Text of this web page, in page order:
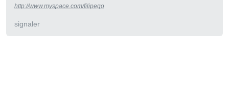
http://www.myspace.com/filipego
signaler